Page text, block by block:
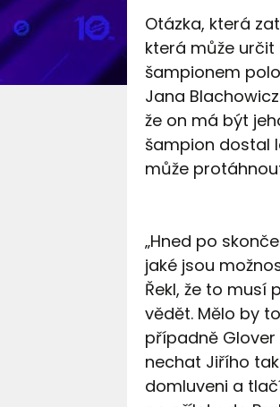
Otázka, která
která může určit
šampionem
Jana
že on má být
šampion dostal
může
„Hned po
jaké jsou
Řekl, že to musí
vědět. Mělo by
případně
nechat Jiřího
domluveni a